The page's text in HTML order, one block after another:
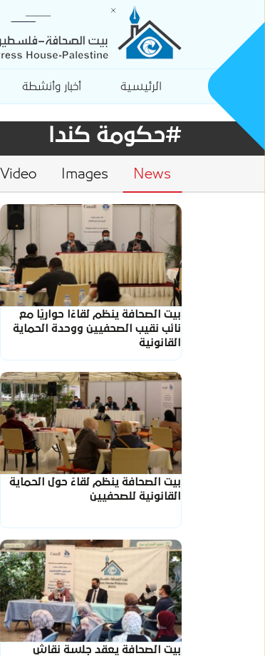
الرئيسية أخبار وأنشطة
#حكومة كندا
News
Images
Video
بيت الصحافة ينظم لقاءًا حواريًا مع
نائب نقيب الصحفيين ووحدة الحماية
القانونية
بيت الصحافة ينظم لقاءً حول الحماية
القانونية للصحفيين
بيت الصحافة يعقد جلسة نقاش